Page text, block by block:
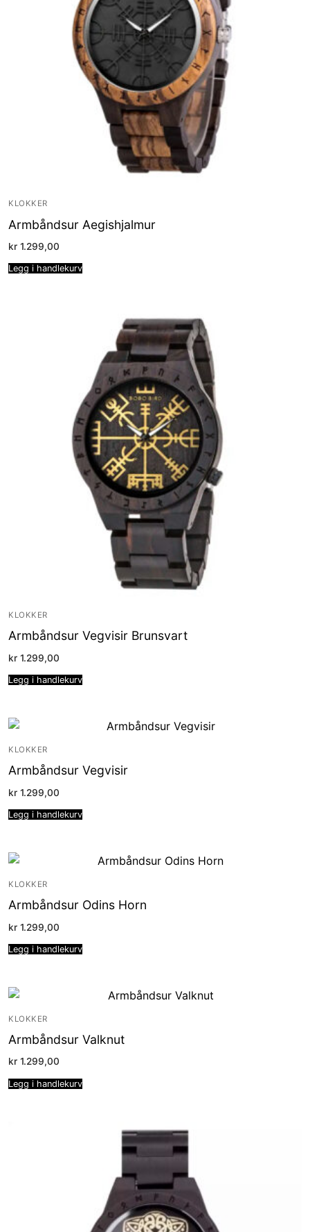
KLOKKER
Armbåndsur Aegishjalmur
kr 1.299,00
Legg i handlekurv
KLOKKER
Armbåndsur Vegvisir Brunsvart
kr 1.299,00
Legg i handlekurv
KLOKKER
Armbåndsur Vegvisir
kr 1.299,00
Legg i handlekurv
KLOKKER
Armbåndsur Odins Horn
kr 1.299,00
Legg i handlekurv
KLOKKER
Armbåndsur Valknut
kr 1.299,00
Legg i handlekurv